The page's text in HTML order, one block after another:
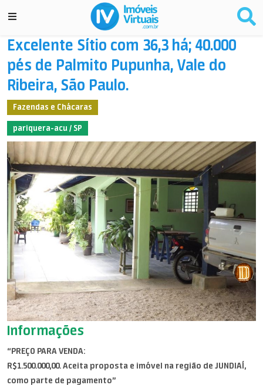
Excelente Sítio com 36,3 há; 40.000
pés de Palmito Pupunha, Vale do
Ribeira, São Paulo.
Fazendas e Chácaras
pariquera-acu / SP
Informações
“PREÇO PARA VENDA:
R$1.500.000,00. Aceita proposta e imóvel na região de JUNDIAÍ,
como parte de pagamento”